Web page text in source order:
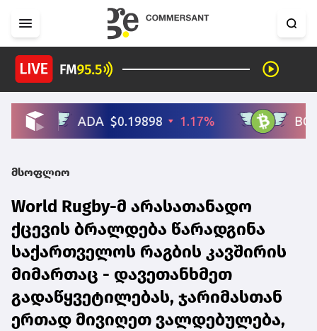
მსოფლიო
World Rugby-მ არასათანადო
ქცევის ბრალდება წარადგინა
საქართველოს რაგბის კავშირის
მიმართაც - დავეთანხმეთ
გადაწყვეტილებას, ჯარიმასთან
ერთად მივიღეთ ვალდებულება,